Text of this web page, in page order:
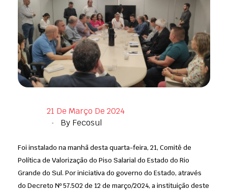
21 De Março De 2024
By Fecosul
Foi instalado na manhã desta quarta-feira, 21, Comitê de
Política de Valorização do Piso Salarial do Estado do Rio
Grande do Sul. Por iniciativa do governo do Estado, através
do Decreto Nº 57.502 de 12 de março/2024, a instituição deste